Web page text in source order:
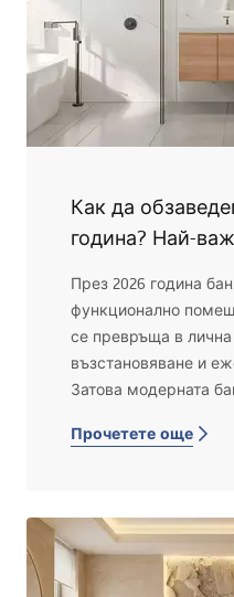
Как да
година? Най-
През 2026 година
функционално
се превръща в лична
възстановяване и
Затова модерната
проектирана така,
Прочетете още